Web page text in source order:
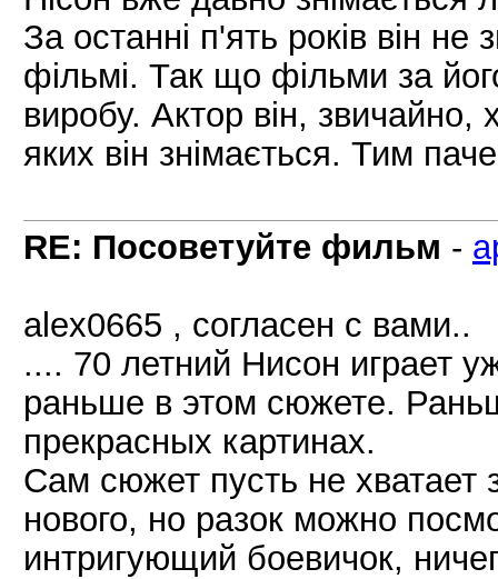
За останні п'ять років він
фільмі. Так що фільми за
виробу. Актор він,
яких він знімається. Тим
RE: Посоветуйте фильм -
alex0665 , согласен с вами..
.... 70 летний Нисон играет
раньше в этом сюжете.
прекрасных картинах.
Сам сюжет пусть не хватает
нового, но разок можно
интригующий боевичок,